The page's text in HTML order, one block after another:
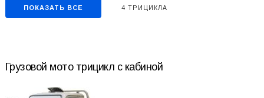
ПОКАЗАТЬ ВСЕ 4 ТРИЦИКЛА
Грузовой мото трицикл с кабиной